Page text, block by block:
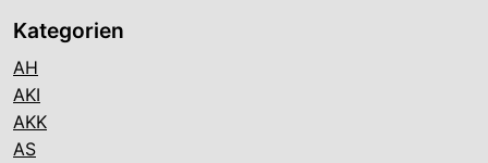
Kategorien
AH
AKI
AKK
AS